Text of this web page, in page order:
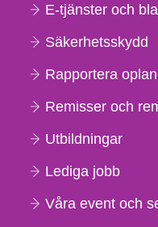
E-tjänster och
Säkerhetsskydd
Rapportera
Remisser och
Utbildningar
Lediga jobb
Våra event och